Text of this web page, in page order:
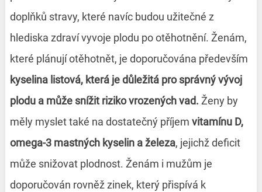
doplňků stravy, které navíc budou užitečné z
hlediska zdraví vyvoje plodu po otěhotnění. Ženám,
které plánují otěhotnět, je doporučována především
kyselina listová, která je důležitá pro správný vývoj
plodu a může snížit riziko vrozených vad. Ženy by
měly myslet také na dostatečný příjem vitamínu D,
omega-3 mastných kyselin a železa, jejichž deficit
může snižovat plodnost. Ženám i mužům je
doporučován rovněž zinek, který přispívá k